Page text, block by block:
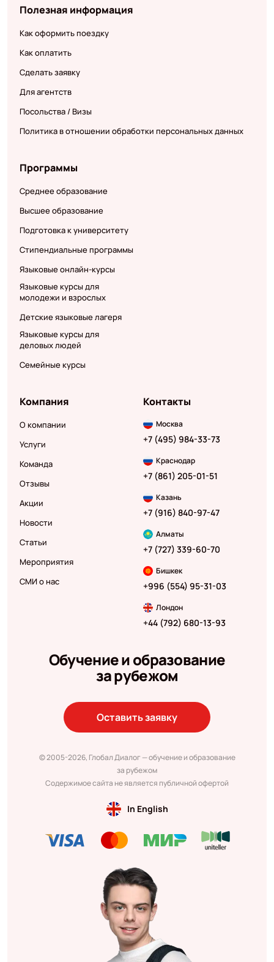
Полезная информация
Как оформить поездку
Как оплатить
Сделать заявку
Для агентств
Посольства / Визы
Политика в отношении обработки персональных данных
Программы
Среднее образование
Высшее образование
Подготовка к университету
Стипендиальные программы
Языковые онлайн-курсы
Языковые курсы для
молодежи и взрослых
Детские языковые лагеря
Языковые курсы для
деловых людей
Семейные курсы
Компания
О компании
Услуги
Команда
Отзывы
Акции
Новости
Статьи
Мероприятия
СМИ о нас
Контакты
Москва
+7 (495) 984-33-73
Краснодар
+7 (861) 205-01-51
Казань
+7 (916) 840-97-47
Алматы
+7 (727) 339-60-70
Бишкек
+996 (554) 95-31-03
Лондон
+44 (792) 680-13-93
Обучение и образование
за рубежом
Оставить заявку
© 2005-2026, Глобал Диалог — обучение и образование
за рубежом
Содержимое сайта не является публичной офертой
In English